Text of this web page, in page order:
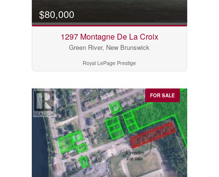
$80,000
1297 Montagne De La Croix
Green River, New Brunswick
Royal LePage Prestige
FOR SALE